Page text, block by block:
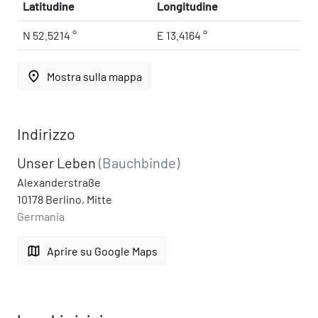
Latitudine Longitudine
N 52.5214 ° E 13.4164 °
place Mostra sulla mappa
Indirizzo
Unser Leben (Bauchbinde)
Alexanderstraße
10178 Berlino, Mitte
Germania
map Aprire su Google Maps